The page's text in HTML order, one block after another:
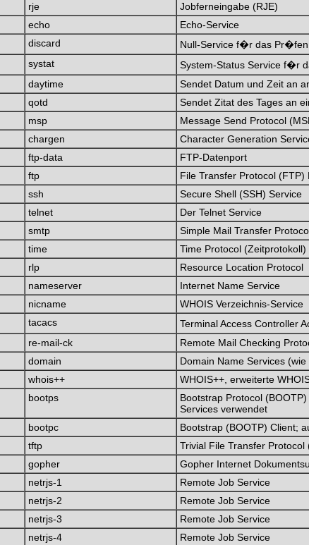
rje
Jobferneingabe (RJE)
echo
Echo-Service
discard
Null-Service f�r das Pr�fen
systat
System-Status Service f�r
daytime
Sendet Datum und Zeit an
qotd
Sendet Zitat des Tages an
msp
Message Send Protocol
chargen
Character Generation
ftp-data
FTP-Datenport
ftp
File Transfer Protocol
ssh
Secure Shell (SSH) Service
telnet
Der Telnet Service
smtp
Simple Mail Transfer
time
Time Protocol (Zeitprotokoll)
rlp
Resource Location Protocol
nameserver
Internet Name Service
nicname
WHOIS Verzeichnis-Service
tacacs
Terminal Access Controller
re-mail-ck
Remote Mail Checking
domain
Domain Name Services (wie
whois++
WHOIS++, erweiterte
bootps
Bootstrap Protocol
Services verwendet
bootpc
Bootstrap (BOOTP) Client;
tftp
Trivial File Transfer Protocol
gopher
Gopher Internet
netrjs-1
Remote Job Service
netrjs-2
Remote Job Service
netrjs-3
Remote Job Service
netrjs-4
Remote Job Service